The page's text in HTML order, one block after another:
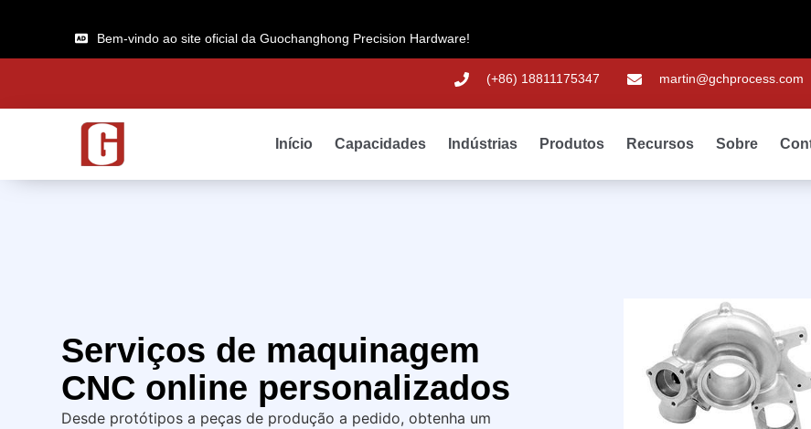
Bem-vindo ao site oficial da Guochanghong Precision Hardware!
(+86) 18811175347 martin@gchprocess.com
Início Capacidades Indústrias Produtos Recursos Sobre
Serviços de maquinagem
CNC online personalizados
Desde protótipos a peças de produção a pedido, obtenha um